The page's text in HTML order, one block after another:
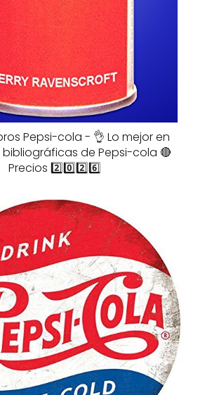
Pepsi-cola - 👌 Lo mejor en
de Pepsi-cola 🔴
Precios 2️⃣0️⃣2️⃣6️⃣